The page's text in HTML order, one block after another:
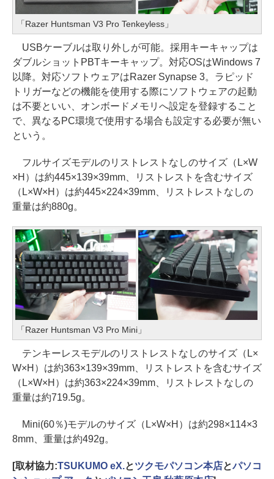
「Razer Huntsman V3 Pro Tenkeyless」
USBケーブルは取り外しが可能。採用キーキャップは
ダブルショットPBTキーキャップ。対応OSはWindows 7
以降。対応ソフトウェアはRazer Synapse 3。ラピッド
トリガーなどの機能を使用する際にソフトウェアの起動
は不要といい、オンボードメモリへ設定を登録すること
で、異なるPC環境で使用する場合も設定する必要が無い
という。
フルサイズモデルのリストレストなしのサイズ（L×W
×H）は約445×139×39mm、リストレストを含むサイズ
（L×W×H）は約445×224×39mm、リストレストなしの
重量は約880g。
「Razer Huntsman V3 Pro Mini」
テンキーレスモデルのリストレストなしのサイズ（L×
W×H）は約363×139×39mm、リストレストを含むサイズ
（L×W×H）は約363×224×39mm、リストレストなしの
重量は約719.5g。
Mini(60％)モデルのサイズ（L×W×H）は約298×114×3
8mm、重量は約492g。
[取材協力:TSUKUMO eX.とツクモパソコン本店とパソコ